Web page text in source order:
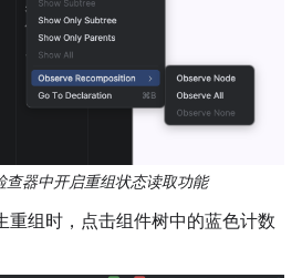
查器中开启重组状态读取功能
重组时，点击组件树中的蓝色计数